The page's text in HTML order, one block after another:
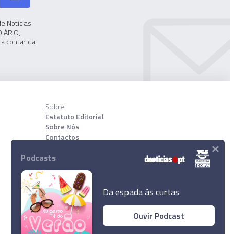
Notícias.
contar da
Sobre
Estatuto Editorial
Sobre Nós
Contactos
Download App
Podcasts
Da espada às curtas
Ouvir Podcast
×